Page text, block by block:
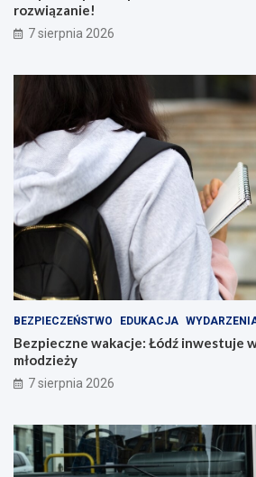
rozwiązanie!
7 sierpnia 2026
BEZPIECZEŃSTWO EDUKACJA
Bezpieczne wakacje: Łódź inwestuje
młodzieży
7 sierpnia 2026